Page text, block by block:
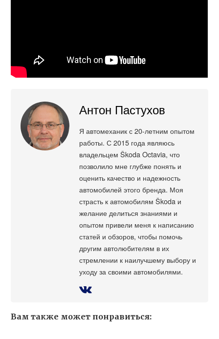
Антон Пастухов
Я автомеханик с 20-летним опытом
работы. С 2015 года являюсь
владельцем Škoda Octavia, что
позволило мне глубже понять и
оценить качество и надежность
автомобилей этого бренда. Моя
страсть к автомобилям Škoda и
желание делиться знаниями и
опытом привели меня к написанию
статей и обзоров, чтобы помочь
другим автолюбителям в их
стремлении к наилучшему выбору и
уходу за своими автомобилями.
Вам также может понравиться: